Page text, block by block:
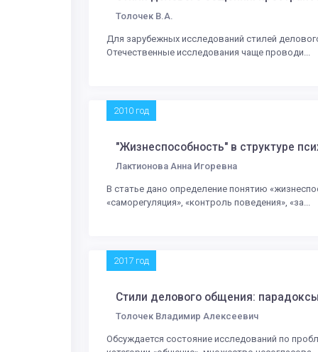
Толочек В.А.
Для зарубежных исследований стилей
Отечественные исследования чаще проводи...
2010 год
"Жизнеспособность" в структуре
Лактионова Анна Игоревна
В статье дано определение понятию
«саморегуляция», «контроль поведения», «за...
2017 год
Стили делового общения:
Толочек Владимир Алексеевич
Обсуждается состояние исследований по